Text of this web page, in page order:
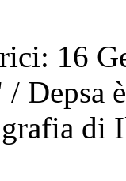
16
/ Depsa
di